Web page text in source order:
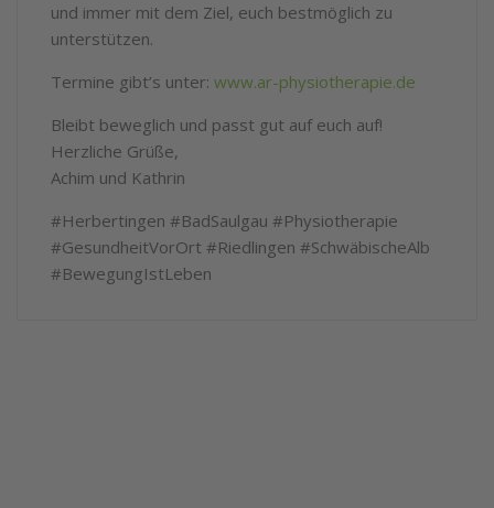
und immer mit dem Ziel, euch bestmöglich zu
unterstützen.
Termine gibt’s unter: www.ar-physiotherapie.de
Bleibt beweglich und passt gut auf euch auf!
Herzliche Grüße,
Achim und Kathrin
#Herbertingen #BadSaulgau #Physiotherapie
#GesundheitVorOrt #Riedlingen #SchwäbischeAlb
#BewegungIstLeben